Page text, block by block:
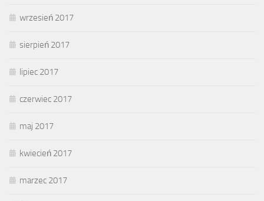
wrzesień 2017
sierpień 2017
lipiec 2017
czerwiec 2017
maj 2017
kwiecień 2017
marzec 2017